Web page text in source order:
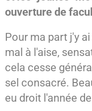
ouverture de
Pour ma part j'y
mal à l'aise,
cela cesse
sel consacré.
eu droit l'année